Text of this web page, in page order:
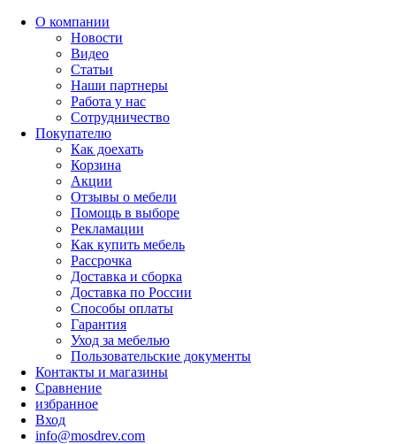
О компании
Новости
Видео
Статьи
Наши партнеры
Работа у нас
Сотрудничество
Покупателю
Как доехать
Корзина
Акции
Отзывы о мебели
Помощь в выборе
Рекламации
Как купить мебель
Рассрочка
Доставка и сборка
Доставка по России
Способы оплаты
Гарантия
Уход за мебелью
Пользовательские документы
Контакты и магазины
Сравнение
избранное
Вход
info@mosdrev.com